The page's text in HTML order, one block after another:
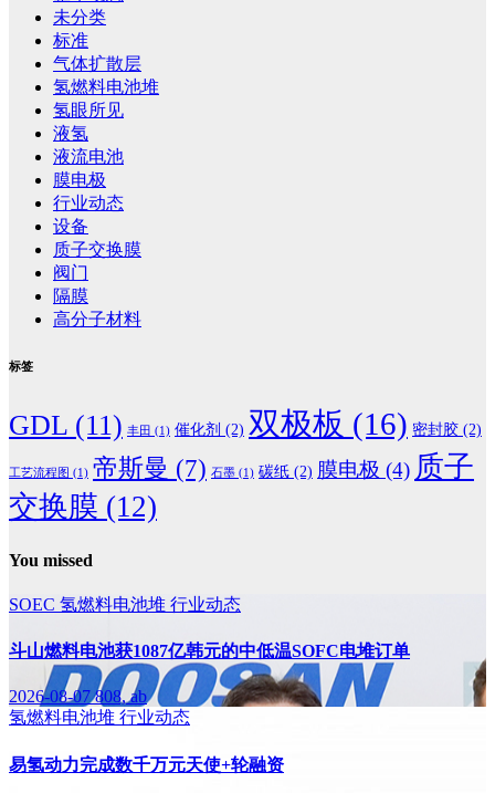
未分类
标准
气体扩散层
氢燃料电池堆
氢眼所见
液氢
液流电池
膜电极
行业动态
设备
质子交换膜
阀门
隔膜
高分子材料
标签
GDL (11) 丰田 (1) 催化剂 (2) 双极板 (16) 密封胶 (2)
工艺流程图 (1) 帝斯曼 (7) 石墨 (1) 碳纸 (2) 膜电极 (4) 质子
交换膜 (12)
You missed
SOEC 氢燃料电池堆 行业动态
斗山燃料电池获1087亿韩元的中低温SOFC电堆订单
2026-08-07808, ab
氢燃料电池堆 行业动态
易氢动力完成数千万元天使+轮融资